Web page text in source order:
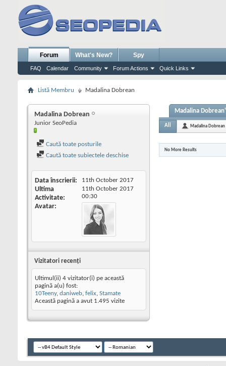
Forum
FAQ Calendar Community Forum Actions Quick Links
What's New? Spy
Listă Membru Madalina Dobrean
Madalina Dobrean
Junior SeoPedia
Caută toate posturile
Caută toate subiectele deschise
Data înscrierii 11th October 2017
Ultima
Activitate
11th October 2017
00:30
Avatar
Vizitatori recenţi
Ultimul(ii) 4 vizitator(i) pe această
pagină a(u) fost:
10Teeny, daniweb, felix, Stamate
Această pagină a avut 1.495 vizite
Madalina
All Madalina Dobrean
No More Results